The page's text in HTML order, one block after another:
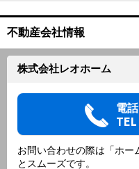
不動産会社情報
株式会社レオホーム
電
お問い合わせの際は「ホー
とスムーズです。